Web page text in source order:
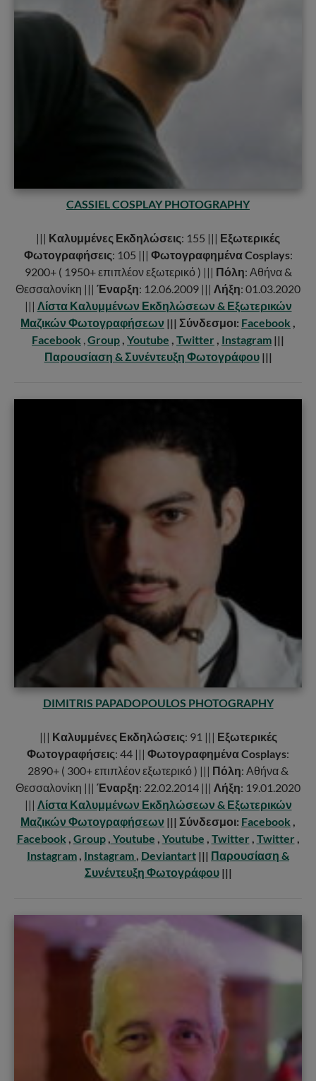
CASSIEL COSPLAY PHOTOGRAPHY
||| Καλυμμένες Εκδηλώσεις: 155 ||| Εξωτερικές
Φωτογραφήσεις: 105 ||| Φωτογραφημένα Cosplays:
9200+ ( 1950+ επιπλέον εξωτερικό ) ||| Πόλη: Αθήνα &
Θεσσαλονίκη ||| Έναρξη: 12.06.2009 ||| Λήξη: 01.03.2020
||| Λίστα Καλυμμένων Εκδηλώσεων & Εξωτερικών
Μαζικών Φωτογραφήσεων ||| Σύνδεσμοι: Facebook ,
Facebook ,Group, Youtube , Twitter , Instagram |||
Παρουσίαση & Συνέντευξη Φωτογράφου|||
DIMITRIS PAPADOPOULOS PHOTOGRAPHY
||| Καλυμμένες Εκδηλώσεις: 91 ||| Εξωτερικές
Φωτογραφήσεις: 44 ||| Φωτογραφημένα Cosplays:
2890+ ( 300+ επιπλέον εξωτερικό ) ||| Πόλη: Αθήνα &
Θεσσαλονίκη ||| Έναρξη: 22.02.2014 ||| Λήξη: 19.01.2020
||| Λίστα Καλυμμένων Εκδηλώσεων & Εξωτερικών
Μαζικών Φωτογραφήσεων ||| Σύνδεσμοι: Facebook ,
Facebook , Group, Youtube , Youtube , Twitter , Twitter ,
Instagram, Instagram, Deviantart ||| Παρουσίαση &
Συνέντευξη Φωτογράφου|||